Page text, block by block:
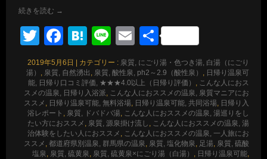
続きを読む →
TwitterFacebook
Hatena
LineEmail
共
有
2019年5月6日 カテゴリー : 泉質, にごり湯・色つき湯, 白湯（にごり
湯） , 泉質, 自然湧出 , 泉質, 酸性泉, ph2～2.9（酸性泉） , 日帰り温泉可
能, 日帰り口コミ評価, ★★★4.0以上（日帰り評価） , こんな人におス
スメの温泉, 日帰り入浴派, こんな人におススメの温泉, 泉質マニアにお
ススメ , 日帰り温泉可能, 無料浴場, 日帰り温泉可能, 共同浴場, 日帰り入
浴レポート , 泉質, ドバドバ湯, こんな人におススメの温泉, 湯巡りをし
たい方におススメ , 泉質, 源泉掛け流し , こんな人におススメの温泉, 湯
治体験をしたい人におススメ , こんな人におススメの温泉, 一人旅にお
ススメ , 都道府県別温泉, 群馬県の温泉, 泉質, 塩化物泉, 足湯, 泉質, 硫酸
塩泉, 泉質, 硫黄泉, 泉質, 硫黄泉×にごり湯（白湯） , 日帰り温泉可能,